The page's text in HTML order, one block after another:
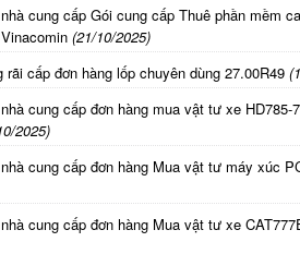
cung cấp Gói cung cấp Thuê phần mềm
(21/10/2025)
cấp đơn hàng lốp chuyên dùng 27.00R49
cung cấp đơn hàng mua vật tư xe
2025)
cung cấp đơn hàng Mua vật tư máy xúc
cung cấp đơn hàng Mua vật tư xe